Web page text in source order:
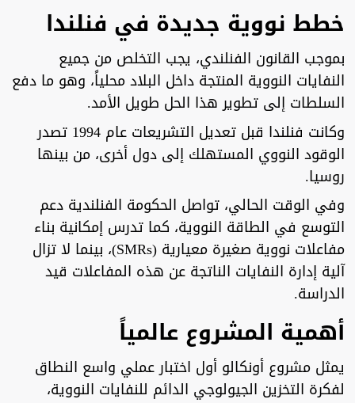
خطط نووية جديدة في فنلندا
بموجب القانون الفنلندي، يجب التخلص من جميع
النفايات النووية المنتجة داخل البلاد محلياً، وهو ما دفع
السلطات إلى تطوير هذا الحل طويل الأمد.
وكانت فنلندا قبل تعديل التشريعات عام 1994 تصدر
الوقود النووي المستهلك إلى دول أخرى، من بينها
روسيا.
وفي الوقت الحالي، تواصل الحكومة الفنلندية دعم
التوسع في الطاقة النووية، كما تدرس إمكانية بناء
مفاعلات نووية صغيرة معيارية (SMRs)، بينما لا تزال
آلية إدارة النفايات الناتجة عن هذه المفاعلات قيد
الدراسة.
أهمية المشروع عالمياً
يمثل مشروع أونكالو أول اختبار عملي واسع النطاق
لفكرة التخزين الجيولوجي الدائم للنفايات النووية،